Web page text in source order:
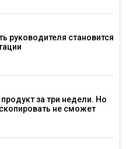
руководителя становится
за три недели. Но
не сможет